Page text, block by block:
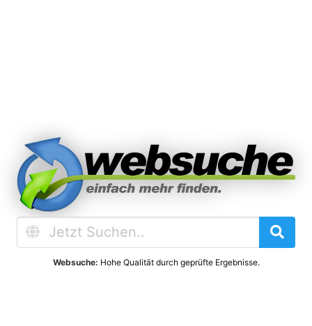
Websuche: Hohe Qualität durch geprüfte Ergebnisse.